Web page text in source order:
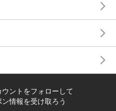
ントをフォローして
情報を受け取ろう